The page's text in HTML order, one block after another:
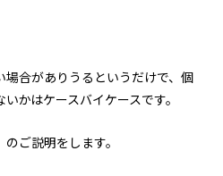
合がありうるというだけで、個
かはケースバイケースです。
ご説明をします。